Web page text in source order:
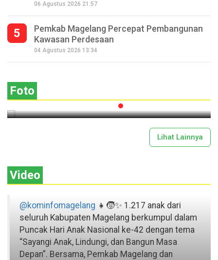
06 Agustus 2026 21:57
5
Pemkab Magelang Percepat Pembangunan
Kawasan Perdesaan
04 Agustus 2026 13:34
Foto
Seperempat Abad Perhelatan Festival
Lima Gunung XXV Kobarkan Semangat
Lihat Lainnya
Video
@kominfomagelang 👧🧒✨ 1.217 anak dari
seluruh Kabupaten Magelang berkumpul dalam
Puncak Hari Anak Nasional ke-42 dengan tema
“Sayangi Anak, Lindungi, dan Bangun Masa
Depan”. Bersama, Pemkab Magelang dan